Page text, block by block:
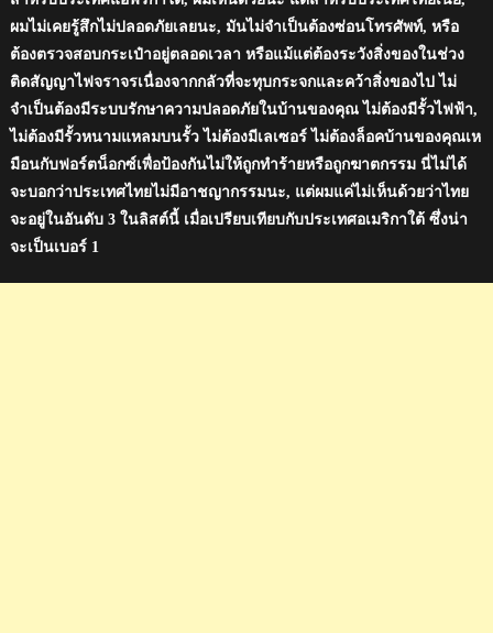
ผมไม่เคยรู้สึกไม่ปลอดภัยเลยนะ, มันไม่จำเป็นต้องซ่อนโทรศัพท์, หรือ
ต้องตรวจสอบกระเป๋าอยู่ตลอดเวลา หรือแม้แต่ต้องระวังสิ่งของในช่วง
ติดสัญญาไฟจราจรเนื่องจากกลัวที่จะทุบกระจกและคว้าสิ่งของไป ไม่
จำเป็นต้องมีระบบรักษาความปลอดภัยในบ้านของคุณ ไม่ต้องมีรั้วไฟฟ้า,
ไม่ต้องมีรั้วหนามแหลมบนรั้ว ไม่ต้องมีเลเซอร์ ไม่ต้องล็อคบ้านของคุณเห
มือนกับฟอร์ตน็อกซ์เพื่อป้องกันไม่ให้ถูกทำร้ายหรือถูกฆาตกรรม นี่ไม่ได้
จะบอกว่าประเทศไทยไม่มีอาชญากรรมนะ, แต่ผมแค่ไม่เห็นด้วยว่าไทย
จะอยู่ในอันดับ 3 ในลิสต์นี้ เมื่อเปรียบเทียบกับประเทศอเมริกาใต้ ซึ่งน่า
จะเป็นเบอร์ 1